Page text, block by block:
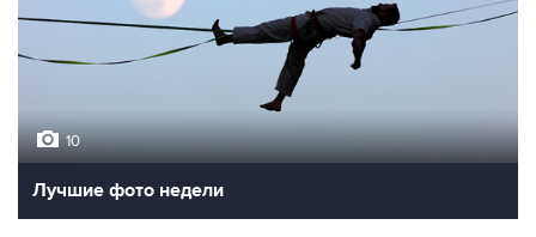
10
Лучшие фото недели